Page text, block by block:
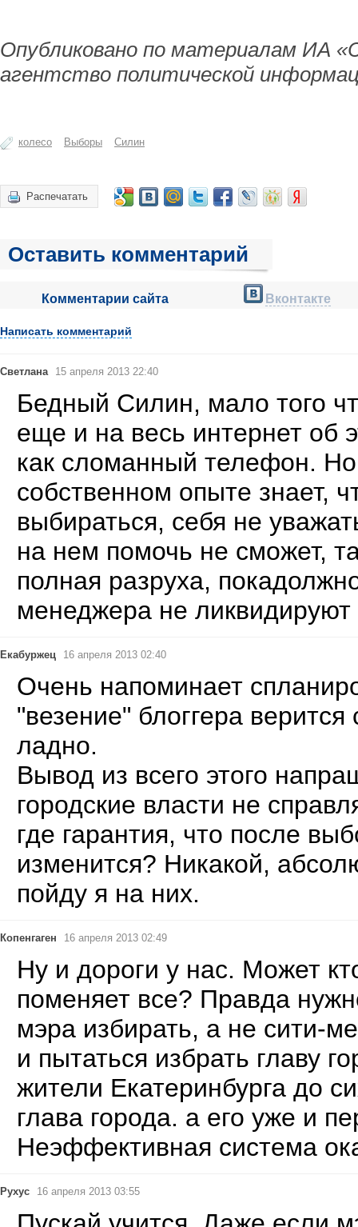
Опубликовано по материалам ИА
агентство политической
колесо Выборы Силин
Распечатать
Оставить комментарий
Комментарии сайта Вконтакте
Написать комментарий
Светлана 15 апреля 2013 22:40
Бедный Силин, мало того
еще и на весь интернет об
как сломанный телефон.
собственном опыте знает,
выбираться, себя не
на нем помочь не сможет,
полная разруха,
менеджера не ликвидируют
Екабуржец 16 апреля 2013 02:40
Очень напоминает
"везение" блоггера
ладно.
Вывод из всего этого
городские власти не
где гарантия, что после
изменится? Никакой,
пойду я на них.
Копенгаген 16 апреля 2013 02:49
Ну и дороги у нас. Может
поменяет все? Правда
мэра избирать, а не сити-
и пытаться избрать главу
жители Екатеринбурга до
глава города. а его уже и
Неэффективная система
Рухус 16 апреля 2013 03:55